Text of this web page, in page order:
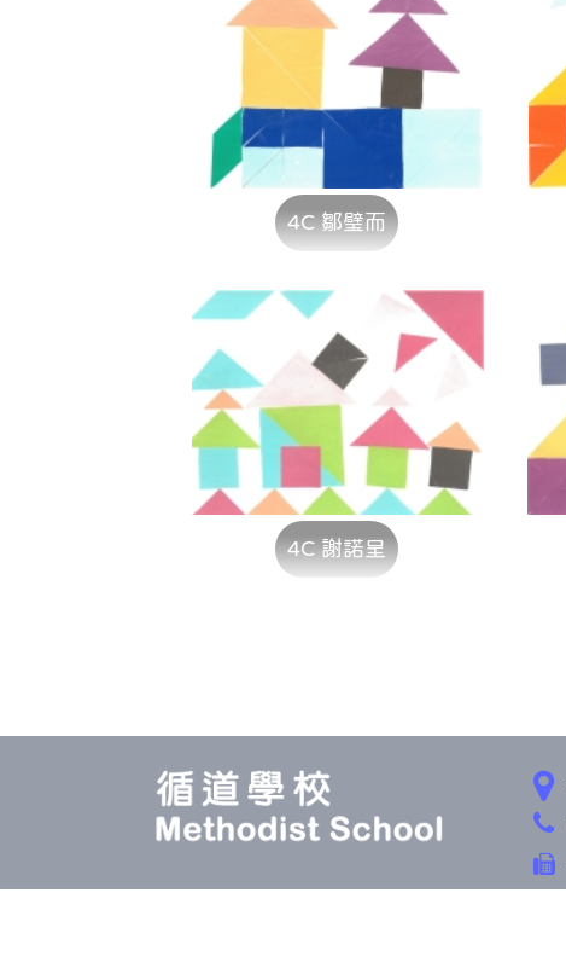
4C 鄒璧而
4C 謝諾呈